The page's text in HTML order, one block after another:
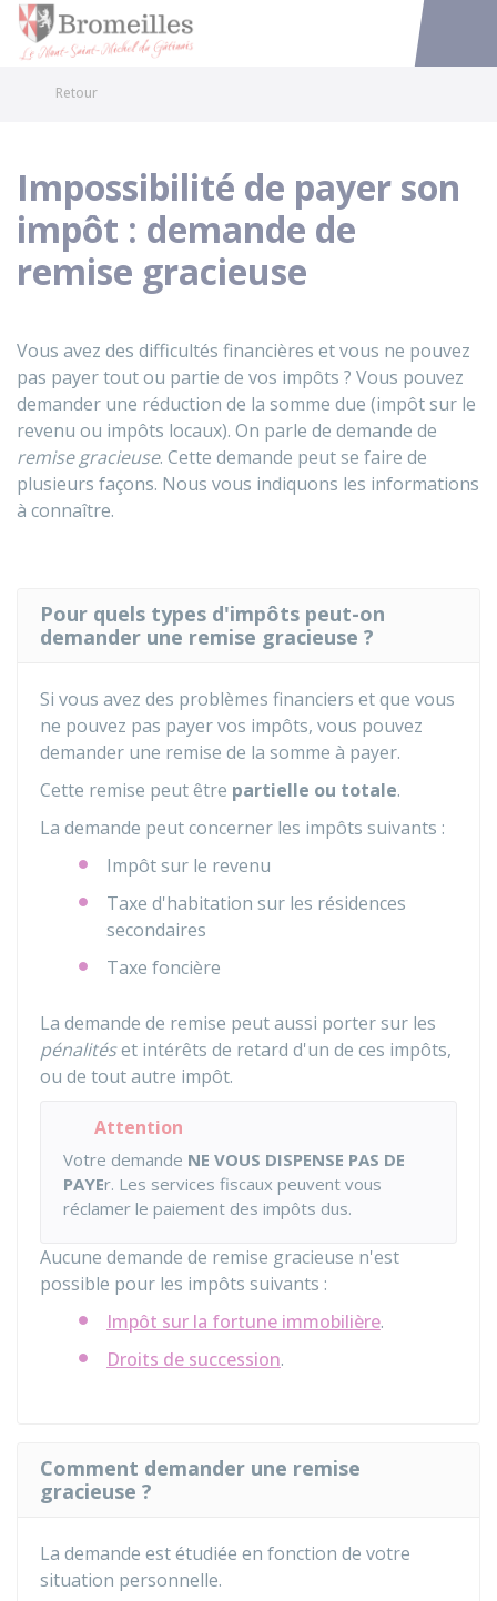
Accéder
Retour
Impossibilité de payer son
impôt : demande de
remise gracieuse
Vous avez des difficultés financières et vous ne pouvez
pas payer tout ou partie de vos impôts ? Vous pouvez
demander une réduction de la somme due (impôt sur le
revenu ou impôts locaux). On parle de demande de
remise gracieuse. Cette demande peut se faire de
plusieurs façons. Nous vous indiquons les informations
à connaître.
Pour quels types d'impôts peut-on
demander une remise gracieuse ?
Si vous avez des problèmes financiers et que vous
ne pouvez pas payer vos impôts, vous pouvez
demander une remise de la somme à payer.
Cette remise peut être partielle ou totale.
La demande peut concerner les impôts suivants :
Impôt sur le revenu
Taxe d'habitation sur les résidences
secondaires
Taxe foncière
La demande de remise peut aussi porter sur les
pénalitéset intérêts de retard d'un de ces impôts,
ou de tout autre impôt.
Attention
Votre demande NE VOUS DISPENSE PAS DE
PAYEr. Les services fiscaux peuvent vous
réclamer le paiement des impôts dus.
Aucune demande de remise gracieuse n'est
possible pour les impôts suivants :
Impôt sur la fortune immobilière.
Droits de succession.
Comment demander une remise
gracieuse ?
La demande est étudiée en fonction de votre
situation personnelle.